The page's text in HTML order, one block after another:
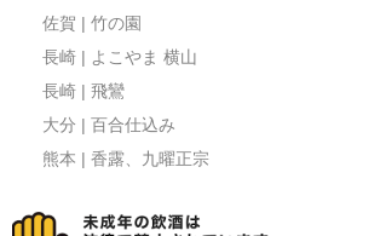
佐賀 | 竹の園
長崎 | よこやま 横山
長崎 | 飛鸞
大分 | 百合仕込み
熊本 | 香露、九曜正宗